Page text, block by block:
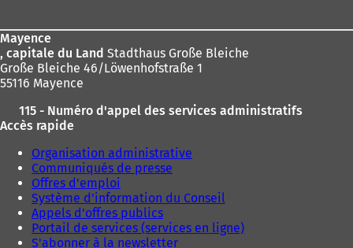
Mayence
, capitale du Land Stadthaus Große Bleiche
Große Bleiche 46/Löwenhofstraße 1
55116 Mayence
115 - Numéro d'appel des services administratifs
Accès rapide
Organisation administrative
Communiqués de presse
Offres d'emploi
Système d'information du Conseil
Appels d'offres publics
Portail de services (services en ligne)
S'abonner à la newsletter